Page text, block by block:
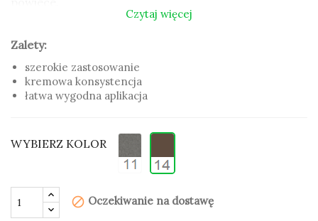
które pielęgnują i odżywiają skórę. Wzbogacony został
także oolej z pestek moreli,
i wygładza.
intensywnego koloru nałożyć kilka warstw.
szerokie zastosowanie
kremowa konsystencja
Czytaj więcej
Zalety:
szerokie zastosowanie
kremowa konsystencja
łatwa wygodna aplikacja
WYBIERZ KOLOR
block Oczekiwanie na dostawę